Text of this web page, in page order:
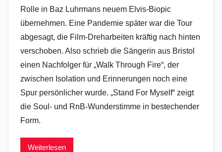
Rolle in Baz Luhrmans neuem Elvis-Biopic
übernehmen. Eine Pandemie später war die Tour
abgesagt, die Film-Dreharbeiten kräftig nach hinten
verschoben. Also schrieb die Sängerin aus Bristol
einen Nachfolger für „Walk Through Fire“, der
zwischen Isolation und Erinnerungen noch eine
Spur persönlicher wurde. „Stand For Myself“ zeigt
die Soul- und RnB-Wunderstimme in bestechender
Form.
Weiterlesen